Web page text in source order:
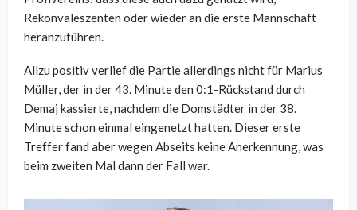
Rekonvaleszenten oder wieder an die erste Mannschaft
heranzuführen.
Allzu positiv verlief die Partie allerdings nicht für Marius
Müller, der in der 43. Minute den 0:1-Rückstand durch
Demaj kassierte, nachdem die Domstädter in der 38.
Minute schon einmal eingenetzt hatten. Dieser erste
Treffer fand aber wegen Abseits keine Anerkennung, was
beim zweiten Mal dann der Fall war.